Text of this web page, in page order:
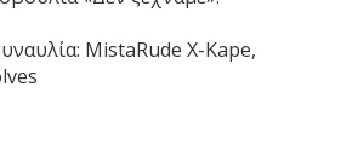
MistaRude X-Kape,